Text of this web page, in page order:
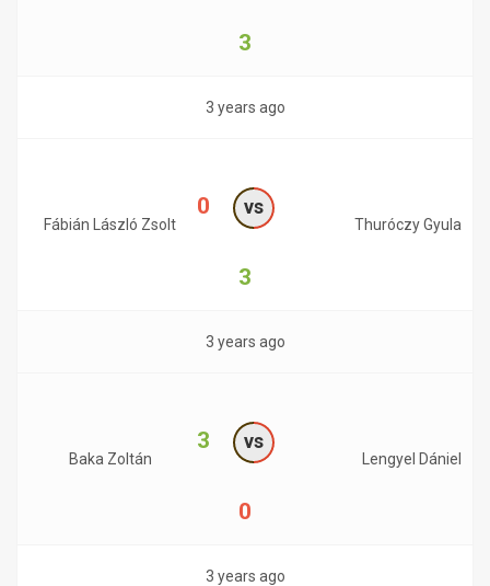
3
3 years ago
Fábián László Zsolt
0 vs
3
Thuróczy Gyula
3 years ago
Baka Zoltán
3 vs
0
Lengyel Dániel
3 years ago